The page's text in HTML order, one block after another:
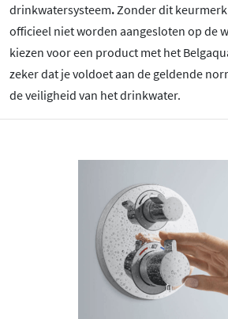
drinkwatersysteem. Zonder dit
officieel niet worden aangesloten op de
kiezen voor een product met het
zeker dat je voldoet aan de geldende
de veiligheid van het drinkwater.